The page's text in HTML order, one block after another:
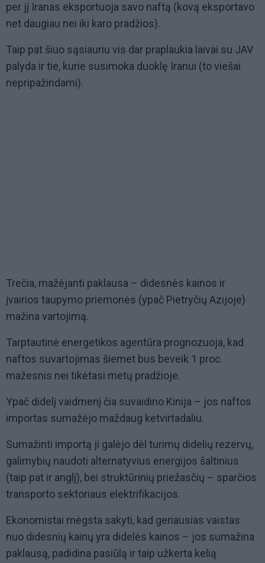
per jį Iranas eksportuoja savo naftą (kovą eksportavo
net daugiau nei iki karo pradžios).
Taip pat šiuo sąsiauriu vis dar praplaukia laivai su JAV
palyda ir tie, kurie susimoka duoklę Iranui (to viešai
nepripažindami).
Trečia, mažėjanti paklausa – didesnės kainos ir
įvairios taupymo priemonės (ypač Pietryčių Azijoje)
mažina vartojimą.
Tarptautinė energetikos agentūra prognozuoja, kad
naftos suvartojimas šiemet bus beveik 1 proc.
mažesnis nei tikėtasi metų pradžioje.
Ypač didelį vaidmenį čia suvaidino Kinija – jos naftos
importas sumažėjo maždaug ketvirtadaliu.
Sumažinti importą ji galėjo dėl turimų didelių rezervų,
galimybių naudoti alternatyvius energijos šaltinius
(taip pat ir anglį), bei struktūrinių priežasčių – sparčios
transporto sektoriaus elektrifikacijos.
Ekonomistai mėgsta sakyti, kad geriausias vaistas
nuo didesnių kainų yra didelės kainos – jos sumažina
paklausą, padidina pasiūlą ir taip užkerta kelią